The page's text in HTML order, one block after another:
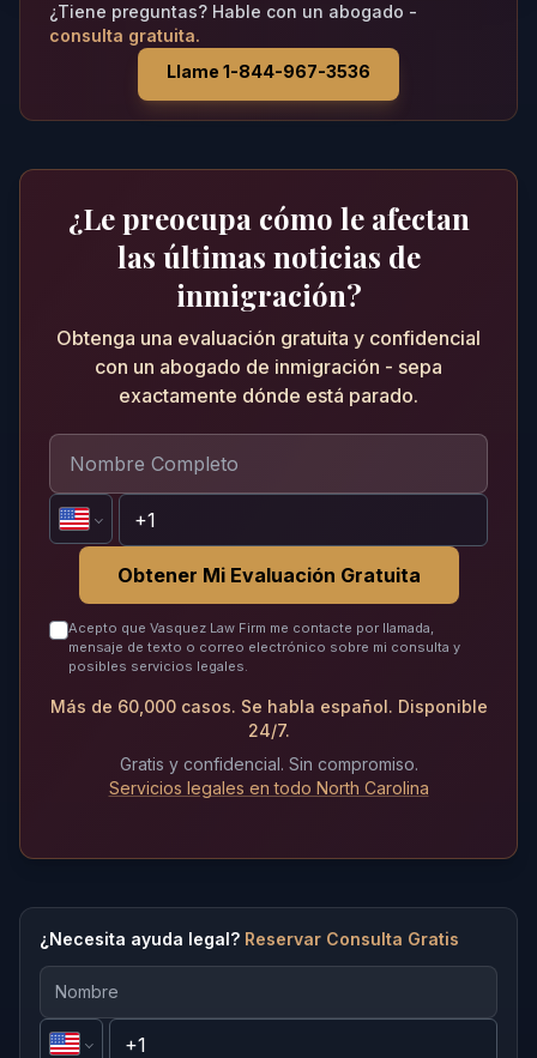
¿Tiene preguntas? Hable con un abogado -
consulta gratuita.
Llame 1-844-967-3536
¿Le preocupa cómo le afectan
las últimas noticias de
inmigración?
Obtenga una evaluación gratuita y confidencial
con un abogado de inmigración - sepa
exactamente dónde está parado.
Obtener Mi Evaluación Gratuita
Acepto que Vasquez Law Firm me contacte por llamada,
mensaje de texto o correo electrónico sobre mi consulta y
posibles servicios legales.
Más de 60,000 casos. Se habla español. Disponible
24/7.
Gratis y confidencial. Sin compromiso.
Servicios legales en todo North Carolina
¿Necesita ayuda legal? Reservar Consulta Gratis